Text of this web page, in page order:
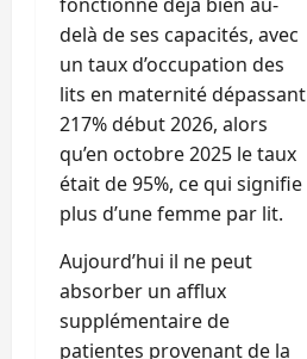
delà de ses capacités, avec
un taux d’occupation des
lits en maternité dépassant
217% début 2026, alors
qu’en octobre 2025 le taux
était de 95%, ce qui signifie
plus d’une femme par lit.
Aujourd’hui il ne peut
absorber un afflux
supplémentaire de
patientes provenant de la